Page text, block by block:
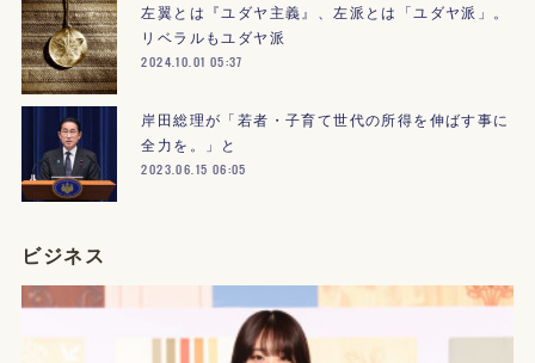
左翼とは『ユダヤ主義』、左派とは「ユダヤ派」。
リベラルもユダヤ派
2024.10.01 05:37
岸田総理が「若者・子育て世代の所得を伸ばす事に
全力を。」と
2023.06.15 06:05
ビジネス